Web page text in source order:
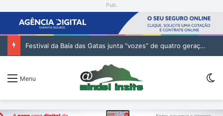
Pub.
Festival da Baía das Gatas junta “vozes” de quatro gerações da música cabo-verdiana na segunda noite
Menu